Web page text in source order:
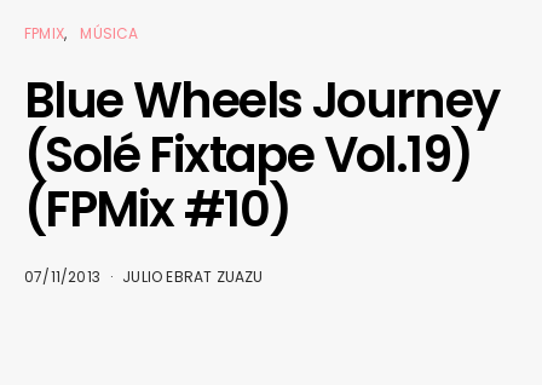
FPMIX MÚSICA
Blue Wheels Journey
(Solé Fixtape Vol.19)
(FPMix #10)
07/11/2013 JULIO EBRAT ZUAZU